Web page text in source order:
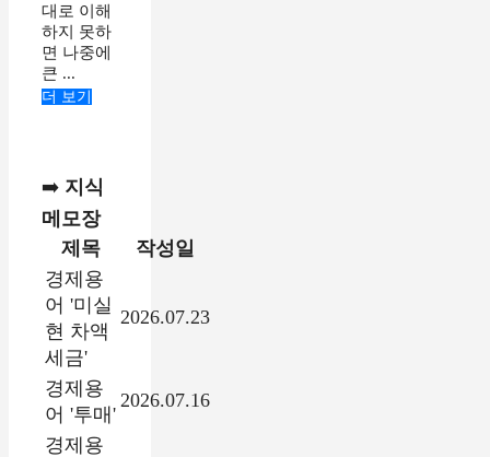
대로 이해
하지 못하
면 나중에
큰 ...
더 보기
➡️ 지식
메모장
제목
작성일
경제용
어 '미실
현 차액
세금'
2026.07.23
경제용
어 '투매'
2026.07.16
경제용